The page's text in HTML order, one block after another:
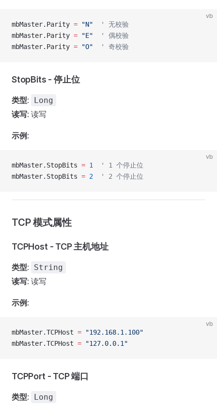
vb
mbMaster.Parity = "N"
  ' 无校验
mbMaster.Parity = "E"
  ' 偶校验
mbMaster.Parity = "O"
  ' 奇校验
StopBits - 停止位
类型: Long
读写: 读写
示例 :
vb
mbMaster.StopBits = 1
  ' 1 个停止位
mbMaster.StopBits = 2
  ' 2 个停止位
TCP 模式属性
TCPHost - TCP 主机地址
类型: String
读写: 读写
示例 :
vb
mbMaster.TCPHost = "192.168.1.100"
mbMaster.TCPHost = "127.0.0.1"
TCPPort - TCP 端口
类型: Long